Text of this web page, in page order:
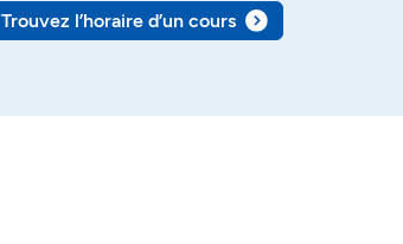
Trouvez l’horaire d’un cours